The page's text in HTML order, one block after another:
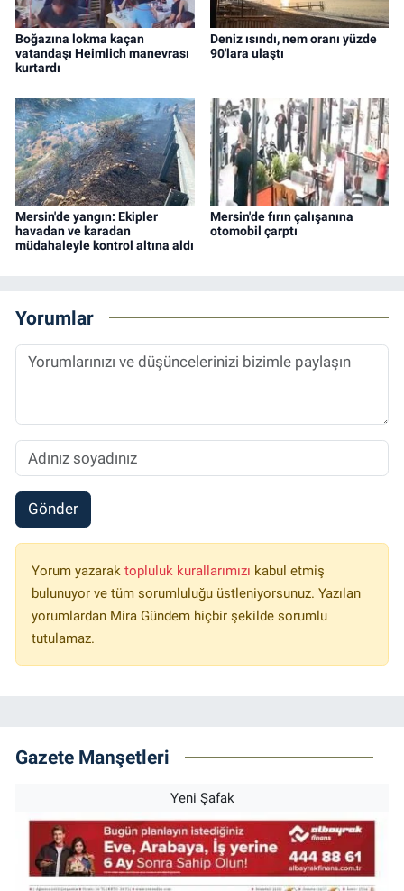
Boğazına lokma kaçan
vatandaşı Heimlich manevrası
kurtardı
Deniz ısındı, nem oranı yüzde
90'lara ulaştı
Mersin'de yangın: Ekipler
havadan ve karadan
müdahaleyle kontrol altına aldı
Mersin'de fırın çalışanına
otomobil çarptı
Yorumlar
Gönder
Yorum yazarak topluluk kurallarımızı kabul etmiş
bulunuyor ve tüm sorumluluğu üstleniyorsunuz. Yazılan
yorumlardan Mira Gündem hiçbir şekilde sorumlu
tutulamaz.
Gazete Manşetleri
Yeni Şafak